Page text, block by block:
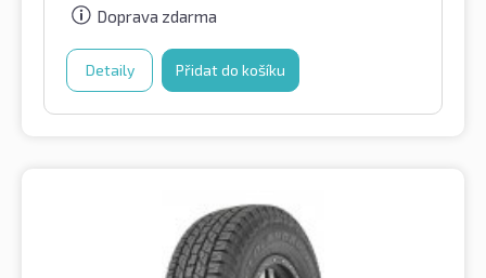
Doprava zdarma
Detaily Přidat do košíku